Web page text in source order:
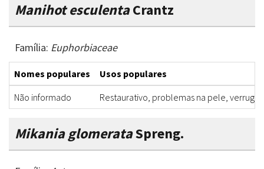
Manihot esculentaCrantz
Família: Euphorbiaceae
Nomes populares
Usos populares
Não informado
Restaurativo, problemas na pele, verruga
Mikania glomerataSpreng.